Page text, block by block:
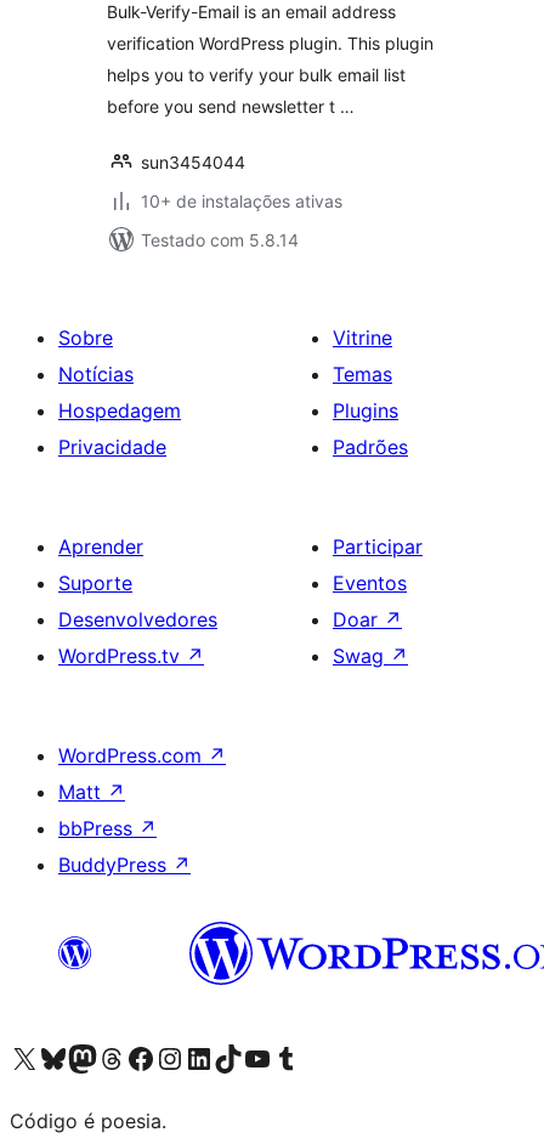
Bulk-Verify-Email is an email address
verification WordPress plugin. This plugin
helps you to verify your bulk email list
before you send newsletter t …
sun3454044
10+ de instalações ativas
Testado com 5.8.14
Sobre
Notícias
Hospedagem
Privacidade
Vitrine
Temas
Plugins
Padrões
Aprender
Suporte
Desenvolvedores
WordPress.tv ↗
Participar
Eventos
Doar ↗
Swag ↗
WordPress.com ↗
Matt ↗
bbPress ↗
BuddyPress ↗
Acessar nossa conta do X (antigo Twitter)
Acessar nossa conta do Bluesky
Acessar nossa conta do Mastodon
Acessar nossa conta do Threads
Acessar nossa página do Facebook
Acessar nossa conta do Instagram
Acessar nossa conta do LinkedIn
Acessar nossa conta do TikTok
Acessar nosso canal do YouTube
Acessar nossa conta no Tumblr
Código é poesia.